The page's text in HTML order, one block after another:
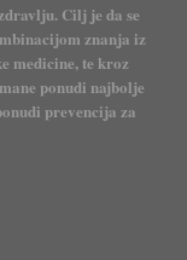
Cilj je da se
znanja iz
medicine, te kroz
ponudi najbolje
prevencija za